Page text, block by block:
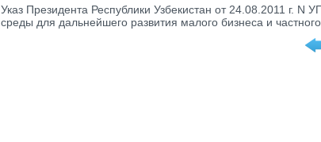
Указ Президента Республики Узбекистан от 24.08.2011 г.
среды для дальнейшего развития малого бизнеса и